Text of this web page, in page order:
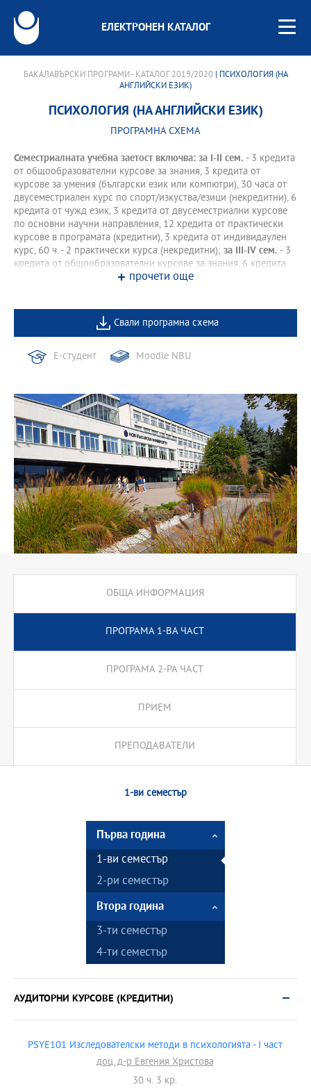
ЕЛЕКТРОНЕН КАТАЛОГ
БАКАЛАВЪРСКИ ПРОГРАМИ - КАТАЛОГ 2019/2020| ПСИХОЛОГИЯ (НА
АНГЛИЙСКИ ЕЗИК)
ПСИХОЛОГИЯ (НА АНГЛИЙСКИ ЕЗИК)
ПРОГРАМНА СХЕМА
Семестриалната учебна заетост включва: за І-II сем. - 3 кредита
от общообразователни курсове за знания, 3 кредита от
курсове за умения (български език или компютри), 30 часа от
двусеместриален курс по спорт/изкуства/езици (некредитни), 6
кредита от чужд език, 3 кредита от двусеместриални курсове
по основни научни направления, 12 кредита от практически
курсове в програмата (кредитни), 3 кредита от индивидаулен
курс, 60 ч. - 2 практически курса (некредитни); за III-IV сем. - 3
кредита от общообразователни курсове за знания, 6 кредита
от чужд език, 6 кредита от двусеместриални курсове по
курс, 60 ч. - 2 практически курса (некредитни).
прочети още
Свали програмна схема
Е-студент Moodle NBU
ОБЩА ИНФОРМАЦИЯ
ПРОГРАМА 1-ВА ЧАСТ
ПРОГРАМА 2-РА ЧАСТ
ПРИЕМ
ПРЕПОДАВАТЕЛИ
1-ви семестър
Първа година
1-ви семестър
2-ри семестър
Втора година
3-ти семестър
4-ти семестър
АУДИТОРНИ КУРСОВЕ (КРЕДИТНИ)
PSYE101 Изследователски методи в психологията - I част
доц. д-р Евгения Христова
30 ч. 3 кр.